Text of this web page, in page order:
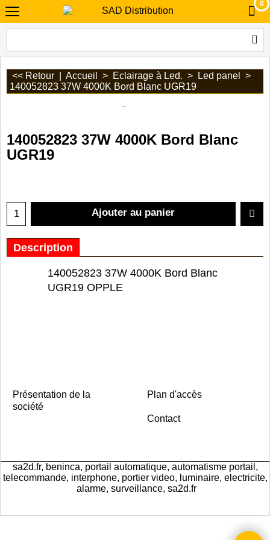
0
<< Retour Accueil > Eclairage à Led. > Led panel
>
140052823 37W 4000K Bord Blanc UGR19
140052823 37W 4000K Bord Blanc
UGR19
Ajouter au panier
Description
140052823 37W 4000K Bord Blanc
UGR19 OPPLE
Présentation de la
société
Plan d'accès
Contact
sa2d.fr, beninca, portail automatique, automatisme portail,
telecommande, interphone, portier video, luminaire, electricite,
alarme, surveillance, sa2d.fr